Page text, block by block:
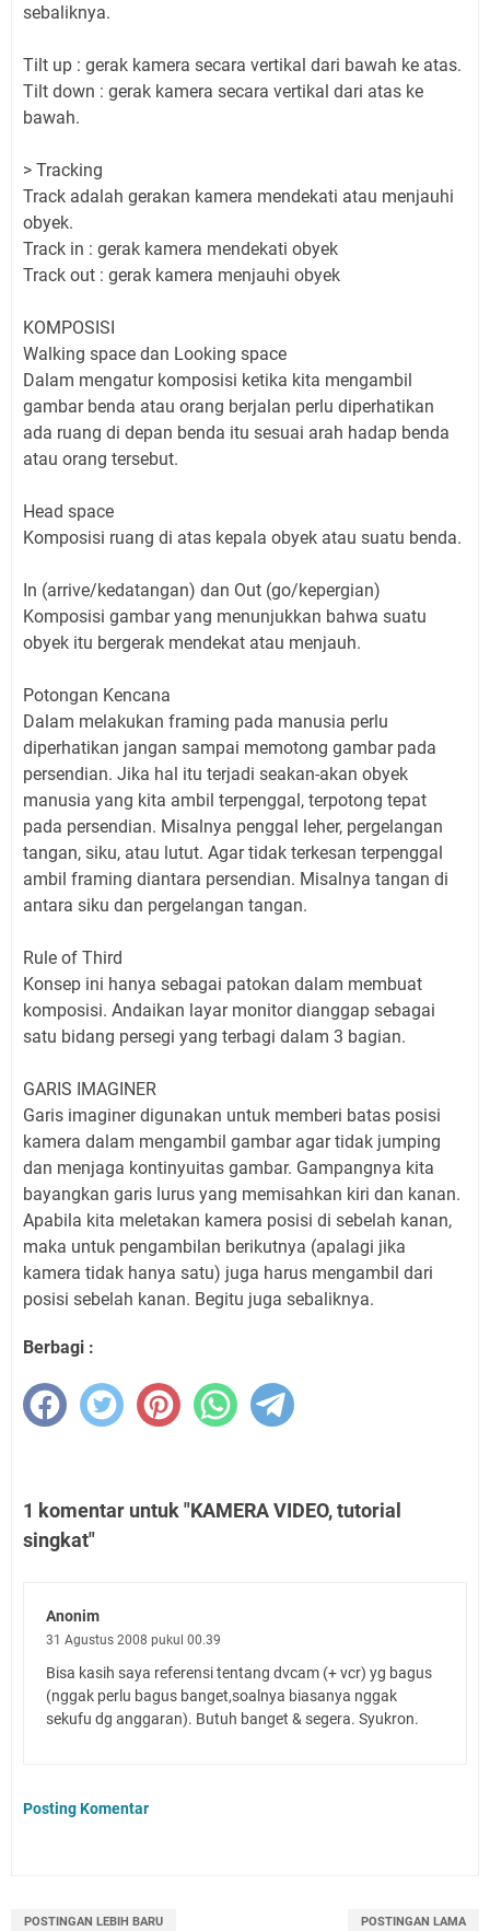
sebaliknya.
Tilt up : gerak kamera secara vertikal dari bawah ke atas.
Tilt down : gerak kamera secara vertikal dari atas ke
bawah.
> Tracking
Track adalah gerakan kamera mendekati atau menjauhi
obyek.
Track in : gerak kamera mendekati obyek
Track out : gerak kamera menjauhi obyek
KOMPOSISI
Walking space dan Looking space
Dalam mengatur komposisi ketika kita mengambil
gambar benda atau orang berjalan perlu diperhatikan
ada ruang di depan benda itu sesuai arah hadap benda
atau orang tersebut.
Head space
Komposisi ruang di atas kepala obyek atau suatu benda.
In (arrive/kedatangan) dan Out (go/kepergian)
Komposisi gambar yang menunjukkan bahwa suatu
obyek itu bergerak mendekat atau menjauh.
Potongan Kencana
Dalam melakukan framing pada manusia perlu
diperhatikan jangan sampai memotong gambar pada
persendian. Jika hal itu terjadi seakan-akan obyek
manusia yang kita ambil terpenggal, terpotong tepat
pada persendian. Misalnya penggal leher, pergelangan
tangan, siku, atau lutut. Agar tidak terkesan terpenggal
ambil framing diantara persendian. Misalnya tangan di
antara siku dan pergelangan tangan.
Rule of Third
Konsep ini hanya sebagai patokan dalam membuat
komposisi. Andaikan layar monitor dianggap sebagai
satu bidang persegi yang terbagi dalam 3 bagian.
GARIS IMAGINER
Garis imaginer digunakan untuk memberi batas posisi
kamera dalam mengambil gambar agar tidak jumping
dan menjaga kontinyuitas gambar. Gampangnya kita
bayangkan garis lurus yang memisahkan kiri dan kanan.
Apabila kita meletakan kamera posisi di sebelah kanan,
maka untuk pengambilan berikutnya (apalagi jika
kamera tidak hanya satu) juga harus mengambil dari
posisi sebelah kanan. Begitu juga sebaliknya.
Berbagi :
1 komentar untuk "KAMERA VIDEO, tutorial
singkat"
Anonim
31 Agustus 2008 pukul 00.39
Bisa kasih saya referensi tentang dvcam (+ vcr) yg bagus
(nggak perlu bagus banget,soalnya biasanya nggak
sekufu dg anggaran). Butuh banget & segera. Syukron.
Posting Komentar
POSTINGAN LEBIH BARU POSTINGAN LAMA